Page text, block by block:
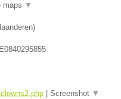
maps ▼
)
| Screenshot ▼